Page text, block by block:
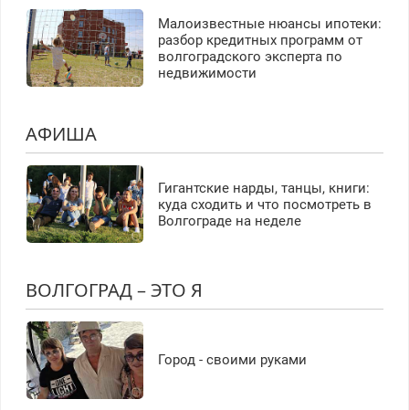
Малоизвестные нюансы ипотеки:
разбор кредитных программ от
волгоградского эксперта по
недвижимости
АФИША
Гигантские нарды, танцы, книги:
куда сходить и что посмотреть в
Волгограде на неделе
ВОЛГОГРАД – ЭТО Я
Город - своими руками